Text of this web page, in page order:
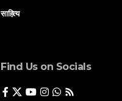
साहित्य
Find Us on Socials